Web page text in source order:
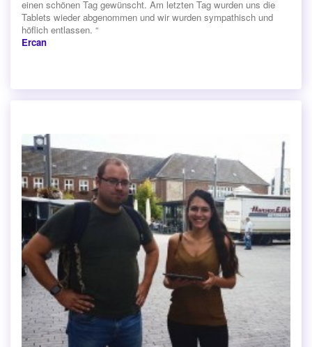
einen schönen Tag gewünscht. Am letzten Tag wurden uns die
Tablets wieder abgenommen und wir wurden sympathisch und
höflich entlassen. “
Ercan